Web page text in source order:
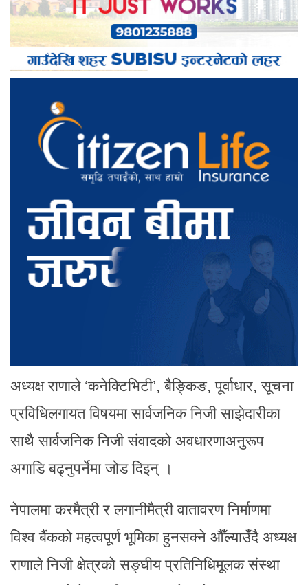
अध्यक्ष राणाले ‘कनेक्टिभिटी’, बैङ्किङ, पूर्वाधार, सूचना
प्रविधिलगायत विषयमा सार्वजनिक निजी साझेदारीका
साथै सार्वजनिक निजी संवादको अवधारणाअनुरूप
अगाडि बढ्नुपर्नेमा जोड दिइन् ।
नेपालमा करमैत्री र लगानीमैत्री वातावरण निर्माणमा
विश्व बैंकको महत्वपूर्ण भूमिका हुनसक्ने औँल्याउँदै अध्यक्ष
राणाले निजी क्षेत्रको सङ्घीय प्रतिनिधिमूलक संस्था